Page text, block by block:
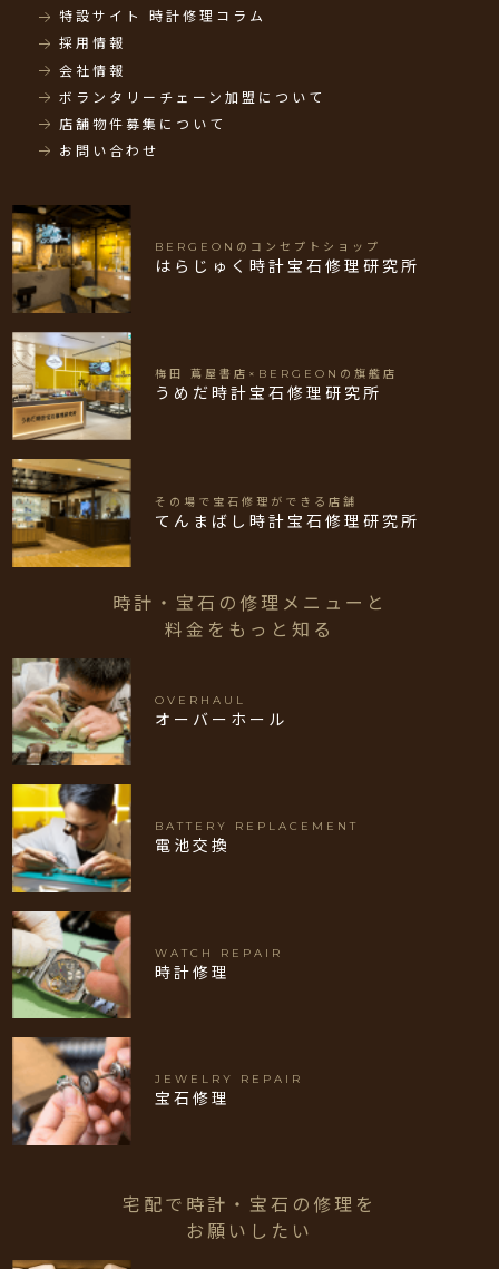
特設サイト 時計修理コラム
採用情報
会社情報
ボランタリーチェーン加盟について
店舗物件募集について
お問い合わせ
BERGEONのコンセプトショップ
はらじゅく時計宝石修理研究所
梅田 蔦屋書店×BERGEONの旗艦店
うめだ時計宝石修理研究所
その場で宝石修理ができる店舗
てんまばし時計宝石修理研究所
時計・宝石の修理メニューと
料金をもっと知る
OVERHAUL
オーバーホール
BATTERY REPLACEMENT
電池交換
WATCH REPAIR
時計修理
JEWELRY REPAIR
宝石修理
宅配で時計・宝石の修理を
お願いしたい